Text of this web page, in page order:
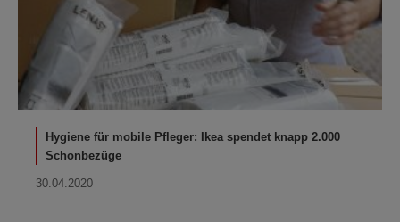
Hygiene für mobile Pfleger: Ikea spendet knapp 2.000
Schonbezüge
30.04.2020